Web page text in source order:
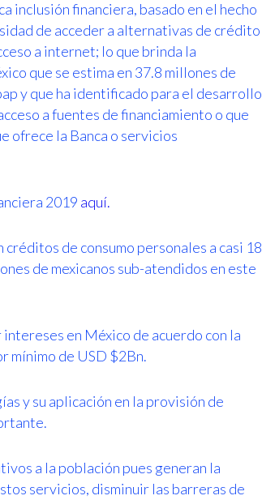
inclusión financiera, basado en el hecho
de acceder a alternativas de crédito
a internet; lo que brinda la
que se estima en 37.8 millones de
y que ha identificado para el desarrollo
a fuentes de financiamiento o que
ofrece la Banca o servicios
2019 aquí.
créditos de consumo personales a casi 18
de mexicanos sub-atendidos en este
en México de acuerdo con la
mínimo de USD $2Bn.
y su aplicación en la provisión de
a la población pues generan la
servicios, disminuir las barreras de